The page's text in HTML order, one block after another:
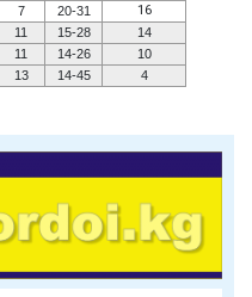
7 20-31 16
11 15-28
14
11 14-26
10
13 14-45 4